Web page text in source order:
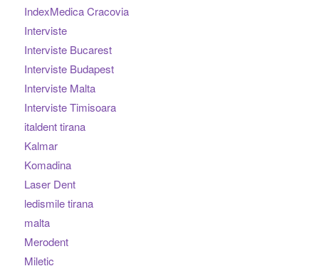
IndexMedica Cracovia
Interviste
Interviste Bucarest
Interviste Budapest
Interviste Malta
Interviste Timisoara
italdent tirana
Kalmar
Komadina
Laser Dent
ledismile tirana
malta
Merodent
Miletic